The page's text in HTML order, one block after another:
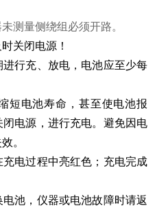
测量侧绕组必须开路。
关闭电源！
行充、放电，电池应至少每
短电池寿命，甚至使电池报
电源，进行充电。避免因电
。
电过程中亮红色；充电完成
池，仪器或电池故障时请返